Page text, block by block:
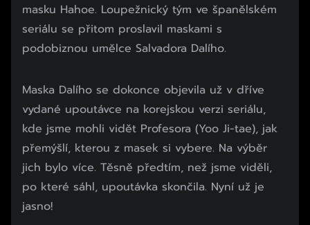
masku Hahoe. Loupežnický tým ve španělském
seriálu se přitom proslavil maskami s
podobiznou umělce Salvadora Dalího.
Maska Dalího se dokonce objevila už v dříve
vydané upoutávce na korejskou verzi seriálu,
kde jsme mohli vidět Profesora (Yoo Ji-tae), jak
přemýšlí, kterou z masek si vybere. Na výběr
jich bylo více. Těsně předtím, než jsme viděli,
po které sáhl, upoutávka skončila. Nyní už je
jasno!